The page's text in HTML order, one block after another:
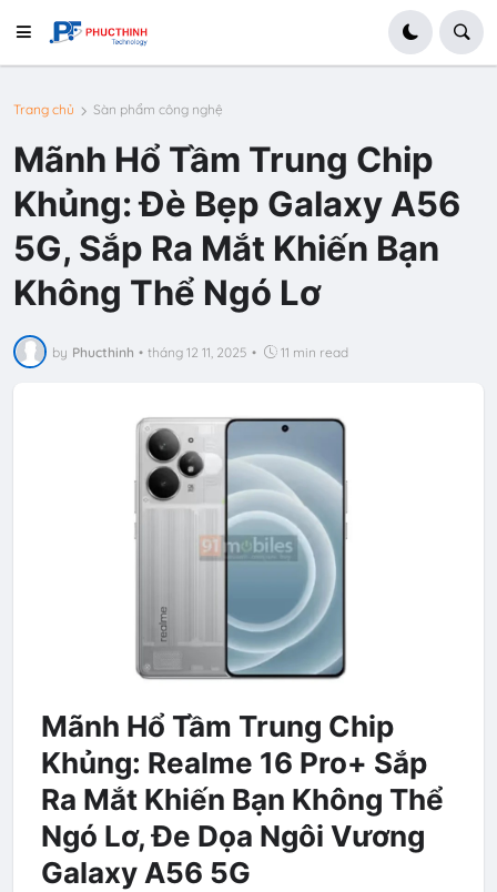
Trang chủ Sàn phẩm công nghệ
Mãnh Hổ Tầm Trung Chip
Khủng: Đè Bẹp Galaxy A56
5G, Sắp Ra Mắt Khiến Bạn
Không Thể Ngó Lơ
by Phucthinh • tháng 12 11, 2025 • 11 min read
Mãnh Hổ Tầm Trung Chip
Khủng: Realme 16 Pro+ Sắp
Ra Mắt Khiến Bạn Không Thể
Ngó Lơ, Đe Dọa Ngôi Vương
Galaxy A56 5G